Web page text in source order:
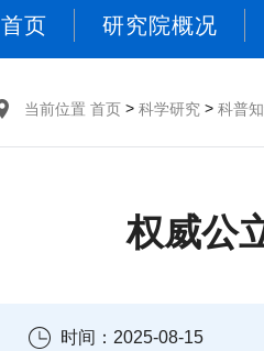
首页 研究院概况
当前位置 首页 > 科学研究 > 科普
权威公
时间：2025-08-15